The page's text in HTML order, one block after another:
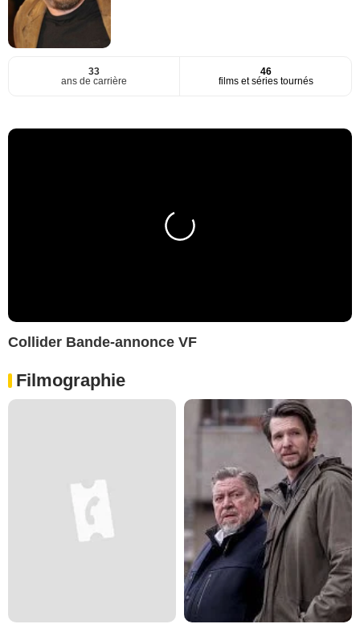
33
ans de carrière
46
films et séries tournés
Collider Bande-annonce VF
Filmographie